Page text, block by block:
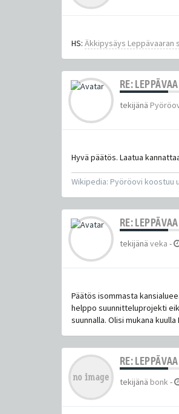
HS: Äkkipysäys Leppävaaran
RE:
tekijänä
Hyvä päätös. Laatua
Wikipedia: Pyöröovi koostuu
RE:
tekijänä veka -
Päätös isommasta
helppo suunnitteluprojekti
suunnalla. Olisi mukana
RE:
tekijänä bonk -